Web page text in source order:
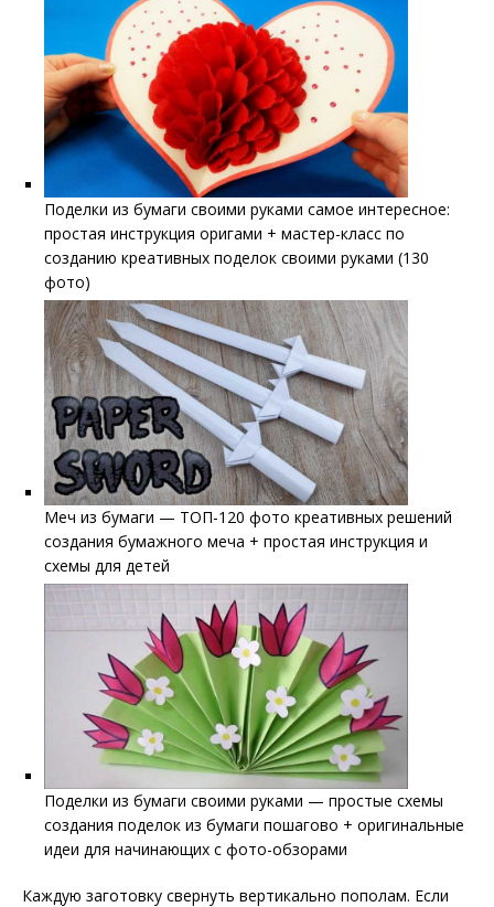
Поделки из бумаги своими руками самое интересное:
простая инструкция оригами + мастер-класс по
созданию креативных поделок своими руками (130
фото)
Меч из бумаги — ТОП-120 фото креативных решений
создания бумажного меча + простая инструкция и
схемы для детей
Поделки из бумаги своими руками — простые схемы
создания поделок из бумаги пошагово + оригинальные
идеи для начинающих с фото-обзорами
Каждую заготовку свернуть вертикально пополам. Если